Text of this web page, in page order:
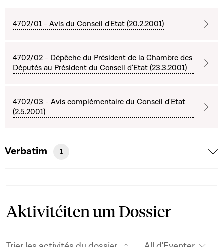
4702/01 - Avis du Conseil d'Etat (20.2.2001)
4702/02 - Dépêche du Président de la Chambre des
Députés au Président du Conseil d'Etat (23.3.2001)
4702/03 - Avis complémentaire du Conseil d'Etat
(2.5.2001)
Verbatim 1
Aktivitéiten um Dossier